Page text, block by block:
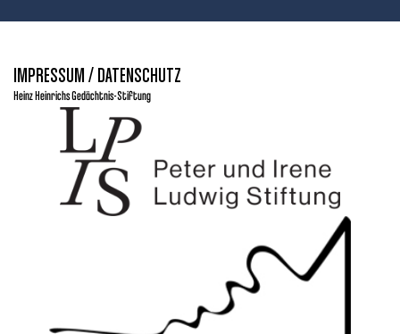
IMPRESSUM / DATENSCHUTZ
Heinz Heinrichs Gedächtnis-Stiftung